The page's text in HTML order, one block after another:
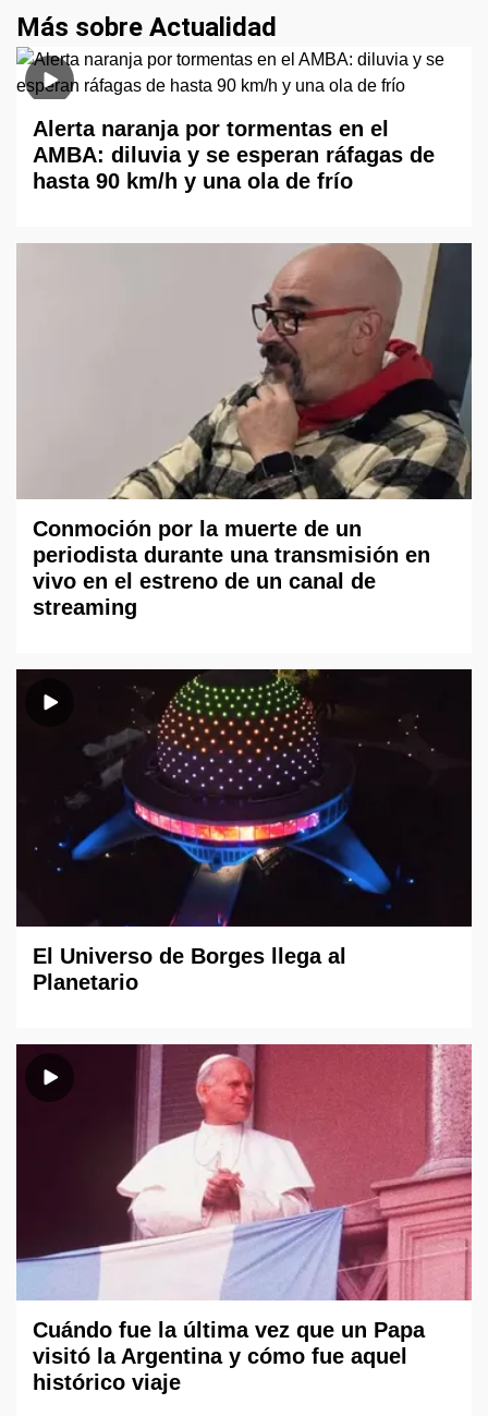
Más sobre Actualidad
Alerta naranja por tormentas en el
AMBA: diluvia y se esperan ráfagas de
hasta 90 km/h y una ola de frío
Conmoción por la muerte de un
periodista durante una transmisión en
vivo en el estreno de un canal de
streaming
El Universo de Borges llega al
Planetario
Cuándo fue la última vez que un Papa
visitó la Argentina y cómo fue aquel
histórico viaje